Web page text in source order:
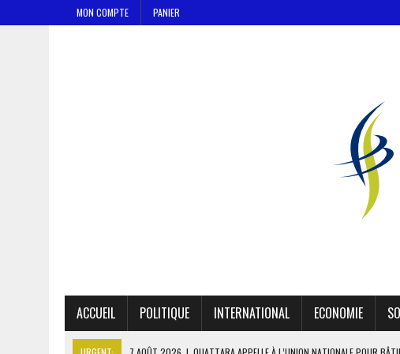
MON COMPTE PANIER
ACCUEIL POLITIQUE INTERNATIONAL ECONOMIE